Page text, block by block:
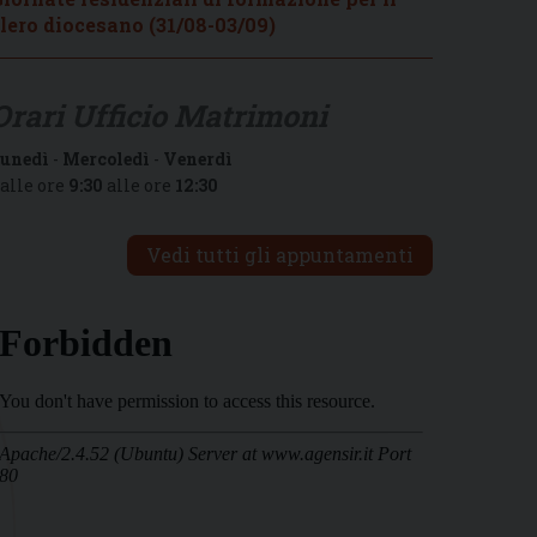
diocesano (31/08-03/09)
- Mercoledì - Venerdì
ore 9:30 alle ore 12:30
Vedi tutti gli appuntamenti